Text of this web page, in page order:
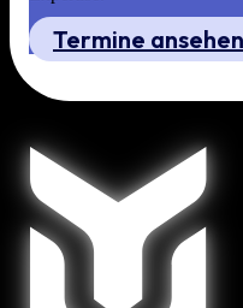
Termine ansehen